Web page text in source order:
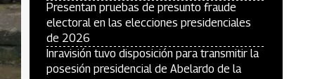
Presentan pruebas de presunto fraude
electoral en las elecciones presidenciales
de 2026
Inravisión tuvo disposición para transmitir la
posesión presidencial de Abelardo de la